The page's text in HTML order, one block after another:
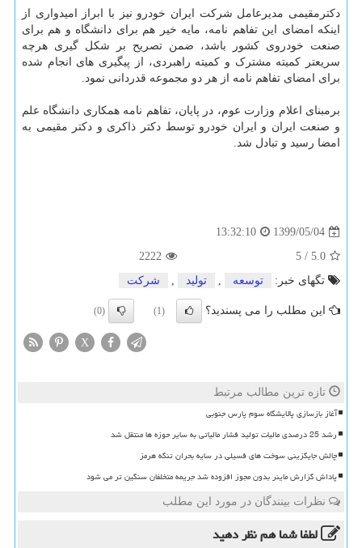
دکترمقیمی مدیرعامل شرکت ایران خودرو نیز با ابراز امیدواری از
اینکه امضای این تفاهم نامه، مایه خیر هم برای دانشگاه و هم برای
صنعت خودروی کشور باشد، ضمن تصریح بر شکل گیری هرچه
سریعتر کمیته مشترک و کمیته راهبردی، از پیگیری های انجام شده
برای امضای تفاهم نامه از هر دو مجموعه قدردانی نمود.
برمبنای اعلام وزارت عوم، در پایان، تفاهم نامه همکاری دانشگاه علم
و صنعت ایران و ایران خودرو توسط دکتر ذاکری و دکتر مقیمی به
امضا رسید و تبادل شد.
1399/05/04
13:32:10
5.0
/
5
2222
تگهای خبر:
توسعه , تولید , شركت
این مطلب را می پسندید؟ (1)
(0)
X
تازه ترین مطالب مرتبط
آغاز بازسازی پالایشگاه سوم پارس جنوبی
رشد 25 درصدی مالیات تولید فشار مالیاتی به سایر حوزه ها منتقل شد
چالش جایگزینی سوخت های فسیلی در سایه بحران تنگه هرمز
پاداش گزارش ماینر بدون مجوز افزوده شد جریمه متخلفان سنگین تر می شود
نظرات بینندگان در مورد این مطلب
لطفا شما همنظر دهید